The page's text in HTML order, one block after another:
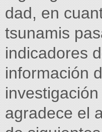
dad, en
tsunamis
indicadores
información
agradece el